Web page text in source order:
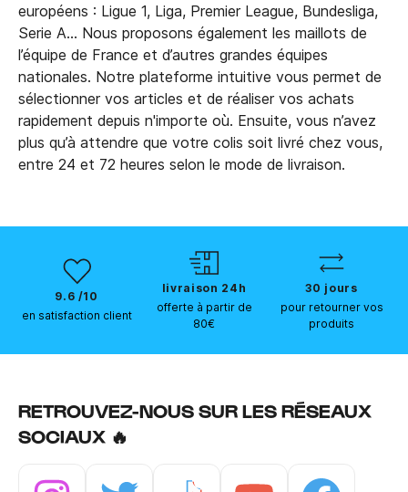
européens : Ligue 1, Liga, Premier League, Bundesliga,
Serie A… Nous proposons également les maillots de
l’équipe de France et d’autres grandes équipes
nationales. Notre plateforme intuitive vous permet de
sélectionner vos articles et de réaliser vos achats
rapidement depuis n'importe où. Ensuite, vous n’avez
plus qu’à attendre que votre colis soit livré chez vous,
entre 24 et 72 heures selon le mode de livraison.
9.6 /10
en satisfaction client
livraison 24h
offerte à partir de
80€
30 jours
pour retourner vos
produits
RETROUVEZ-NOUS SUR LES RÉSEAUX
SOCIAUX 🔥